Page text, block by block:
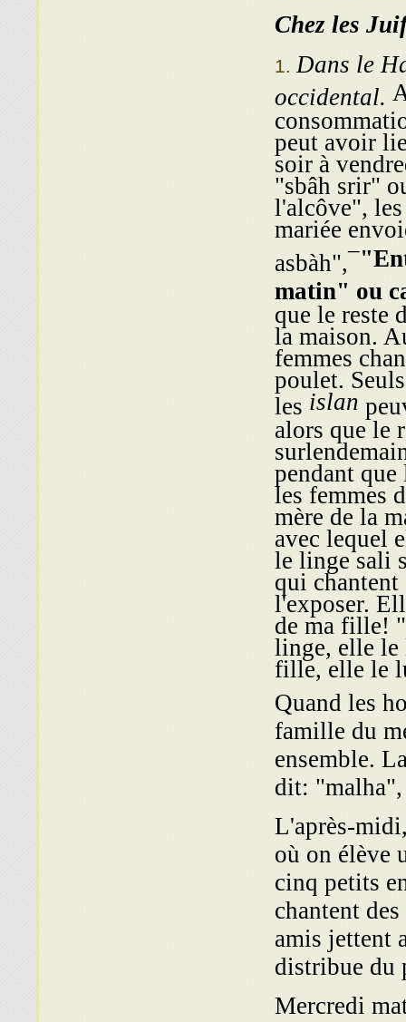
Chez les
Dans le
occidental.
peut avoir
soir à
"sbâh srir"
l'alcôve", les
mariée
asbàh", –
matin" ou
que le reste
la maison.
femmes
poulet.
les islan
alors que le
pendant que
les femmes
mère de la
avec lequel
le linge sali
qui chantent
l'exposer.
de ma fille! "
linge, elle le
fille, elle le
Quand les
famille du
ensemble.
dit: "malha",
L'après-
où on élève
cinq petits
chantent
amis jettent
distribue du
Mercredi